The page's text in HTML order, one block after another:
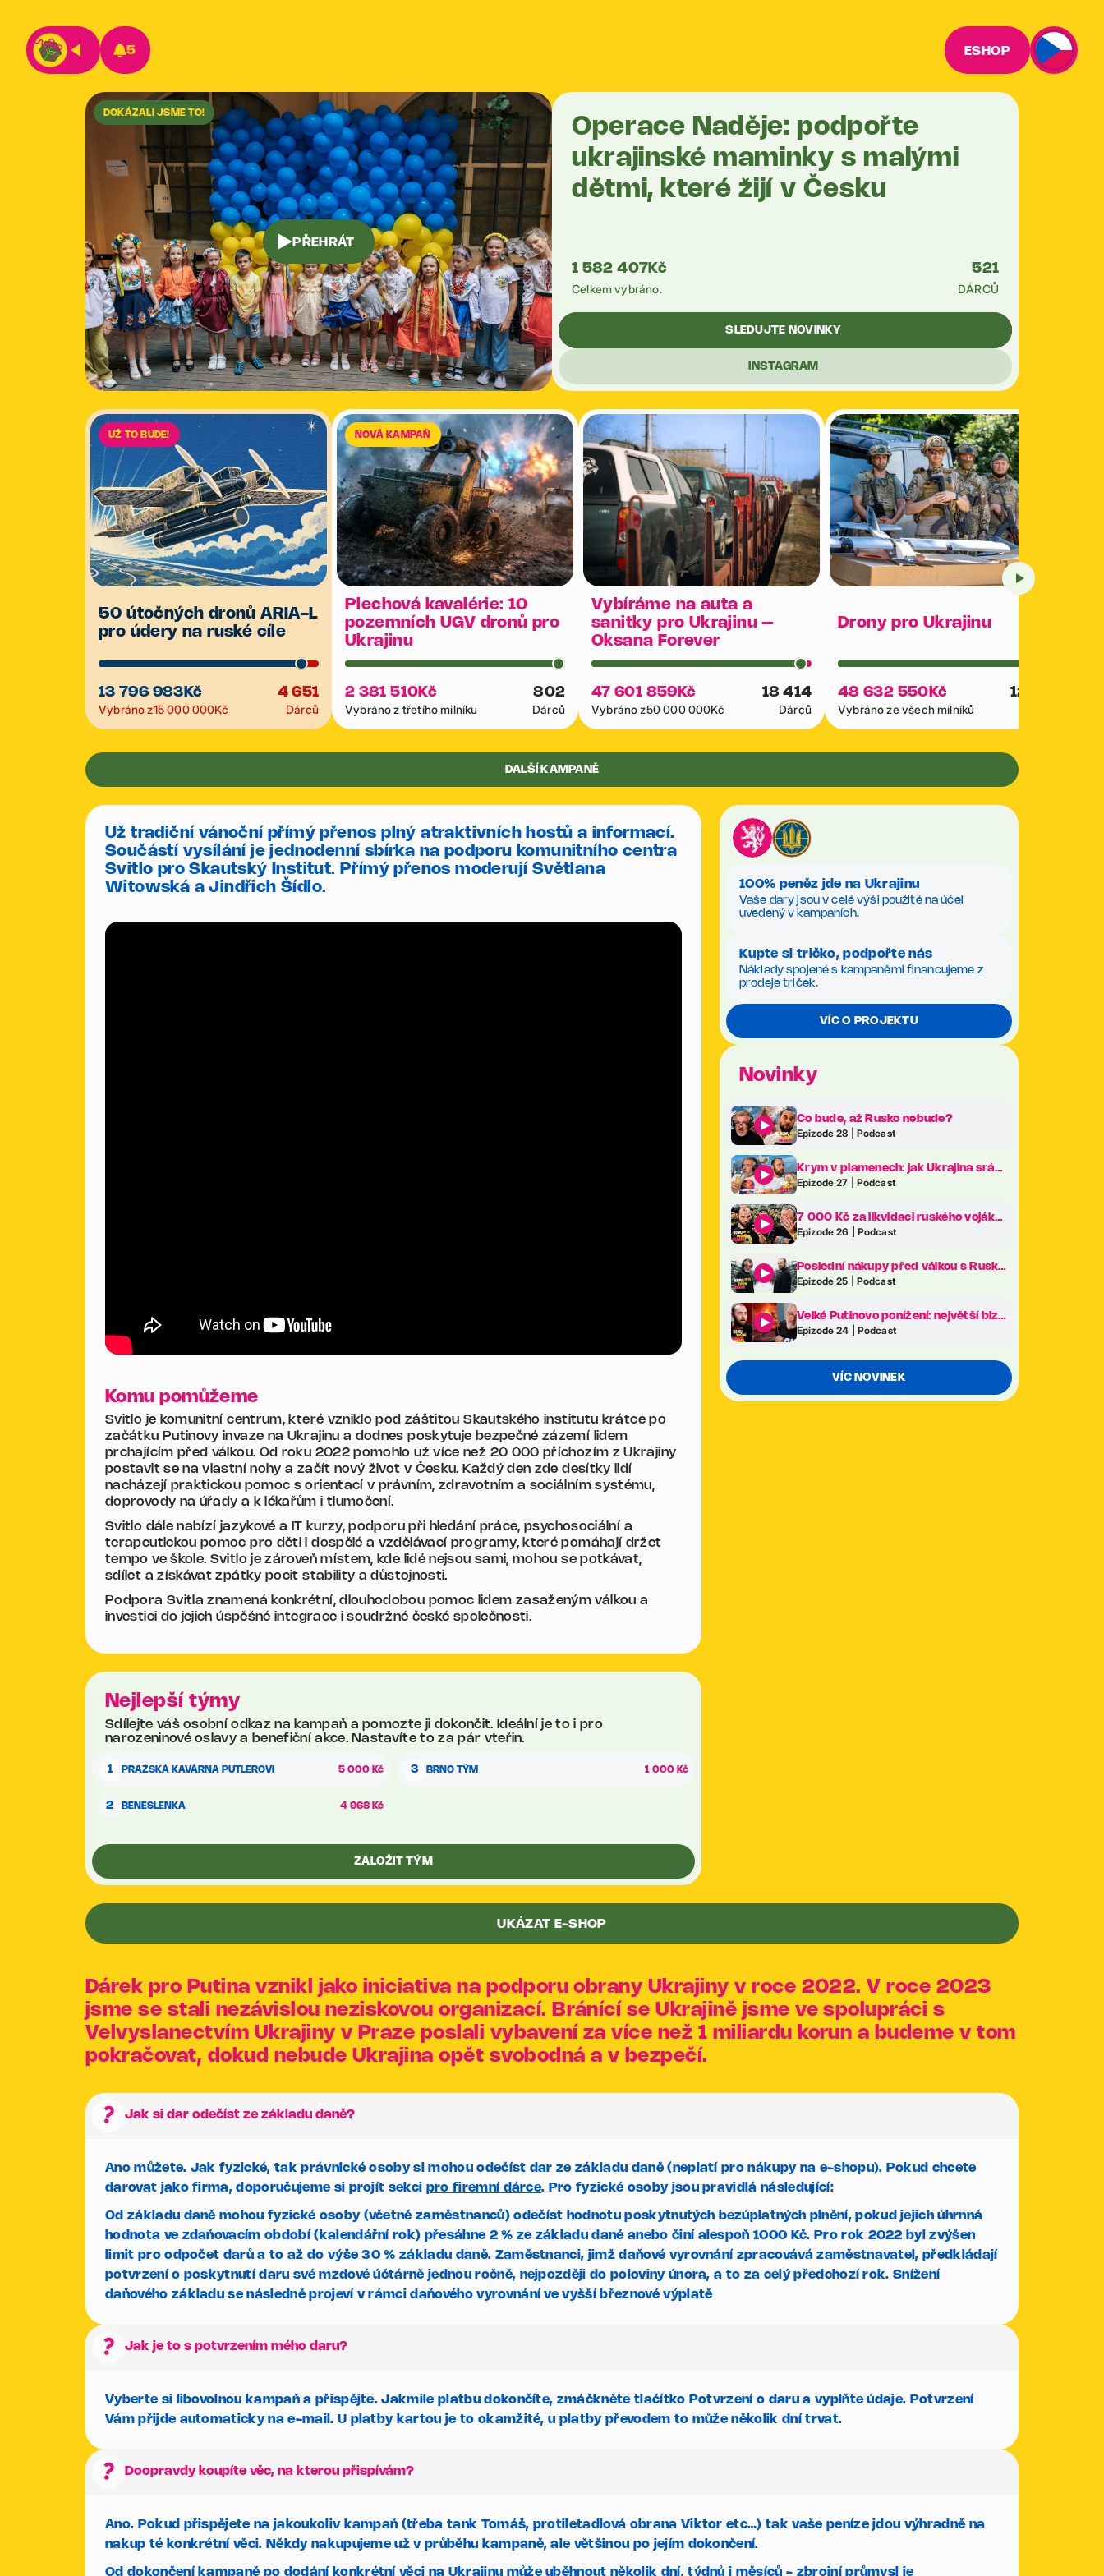
5 ESHOP
DOKÁZALI JSME TO!
PŘEHRÁT
Operace Naděje: podpořte
ukrajinské maminky s malými
dětmi, které žijí v Česku
1 582 407 Kč 521
Celkem vybráno. DÁRCŮ
SLEDUJTE NOVINKY
INSTAGRAM
UŽ TO BUDE!
50 útočných dronů ARIA-L
pro údery na ruské cíle
13 796 983 Kč 4 651
Vybráno z15 000 000Kč Dárců
NOVÁ KAMPAŇ
Plechová kavalérie: 10
pozemních UGV dronů pro
Ukrajinu
2 381 510Kč 802
Vybráno z třetího milníku Dárců
Vybíráme na auta a
sanitky pro Ukrajinu –
Oksana Forever
47 601 859 Kč 18 414
Vybráno z50 000 000Kč Dárců
Drony pro Ukrajinu
48 632 550 Kč 12 051
Vybráno ze všech milníků
DALŠÍ KAMPANĚ
Už tradiční vánoční přímý přenos plný atraktivních hostů a informací.
Součástí vysílání je jednodenní sbírka na podporu komunitního centra
Svitlo pro Skautský Institut. Přímý přenos moderují Světlana
Witowská a Jindřich Šídlo.
Komu pomůžeme
Svitlo je komunitní centrum, které vzniklo pod záštitou Skautského institutu krátce po
začátku Putinovy invaze na Ukrajinu a dodnes poskytuje bezpečné zázemí lidem
prchajícím před válkou. Od roku 2022 pomohlo už více než 20 000 příchozím z Ukrajiny
postavit se na vlastní nohy a začít nový život v Česku. Každý den zde desítky lidí
nacházejí praktickou pomoc s orientací v právním, zdravotním a sociálním systému,
doprovody na úřady a k lékařům i tlumočení.
Svitlo dále nabízí jazykové a IT kurzy, podporu při hledání práce, psychosociální a
terapeutickou pomoc pro děti i dospělé a vzdělávací programy, které pomáhají držet
tempo ve škole. Svitlo je zároveň místem, kde lidé nejsou sami, mohou se potkávat,
sdílet a získávat zpátky pocit stability a důstojnosti.
Podpora Svitla znamená konkrétní, dlouhodobou pomoc lidem zasaženým válkou a
investici do jejich úspěšné integrace i soudržné české společnosti.
Nejlepší týmy
Sdílejte váš osobní odkaz na kampaň a pomozte ji dokončit. Ideální je to i pro
narozeninové oslavy a benefiční akce. Nastavíte to za pár vteřin.
1 PRAŽSKÁ KAVÁRNA PUTLEROVI 5 000 Kč
2 BENESLENKA 4 968 Kč
3 BRNO TÝM 1 000 Kč
ZALOŽIT TÝM
100% peněz jde na Ukrajinu
Vaše dary jsou v celé výši použité na účel
uvedený v kampaních.
Kupte si tričko, podpořte nás
Náklady spojené s kampaněmi financujeme z
prodeje triček.
VÍC O PROJEKTU
Novinky
Co bude, až Rusko nebude?
Epizode 28 | Podcast
Krym v plamenech: jak Ukrajina sráží Putinův klenot na kolena
Epizode 27 | Podcast
7 000 Kč za likvidaci ruského vojáka. Revoluce v ukrajinské armádě je tady!
Epizode 26 | Podcast
Poslední nákupy před válkou s Ruskem. Co frčelo nejvíc na největším veletrhu zbraní v Evropě?
Epizode 25 | Podcast
Velké Putinovo ponížení: největší bizarnosti ekonomického fóra v Petrohradě
Epizode 24 | Podcast
VÍC NOVINEK
UKÁZAT E-SHOP
Dárek pro Putina vznikl jako iniciativa na podporu obrany Ukrajiny v roce 2022. V roce 2023
jsme se stali nezávislou neziskovou organizací. Bránící se Ukrajině jsme ve spolupráci s
Velvyslanectvím Ukrajiny v Praze poslali vybavení za více než 1 miliardu korun a budeme v tom
pokračovat, dokud nebude Ukrajina opět svobodná a v bezpečí.
question_mark Jak si dar odečíst ze základu daně?
Ano můžete. Jak fyzické, tak právnické osoby si mohou odečíst dar ze základu daně (neplatí pro nákupy na e-shopu). Pokud chcete
darovat jako firma, doporučujeme si projít sekci pro firemní dárce. Pro fyzické osoby jsou pravidlá následující:
Od základu daně mohou fyzické osoby (včetně zaměstnanců) odečíst hodnotu poskytnutých bezúplatných plnění, pokud jejich úhrnná
hodnota ve zdaňovacím období (kalendářní rok) přesáhne 2 % ze základu daně anebo činí alespoň 1000 Kč. Pro rok 2022 byl zvýšen
limit pro odpočet darů a to až do výše 30 % základu daně. Zaměstnanci, jimž daňové vyrovnání zpracovává zaměstnavatel, předkládají
potvrzení o poskytnutí daru své mzdové účtárně jednou ročně, nejpozději do poloviny února, a to za celý předchozí rok. Snížení
daňového základu se následně projeví v rámci daňového vyrovnání ve vyšší březnové výplatě
question_mark Jak je to s potvrzením mého daru?
Vyberte si libovolnou kampaň a přispějte. Jakmile platbu dokončíte, zmáčkněte tlačítko Potvrzení o darua vyplňte údaje. Potvrzení
Vám přijde automaticky na e-mail. U platby kartou je to okamžité, u platby převodem to může několik dní trvat.
question_mark Doopravdy koupíte věc, na kterou přispívám?
Ano. Pokud přispějete na jakoukoliv kampaň (třeba tank Tomáš, protiletadlová obrana Viktor etc…) tak vaše peníze jdou výhradně na
nakup té konkrétní věci. Někdy nakupujeme už v průběhu kampaně, ale většinou po jejím dokončení.
Od dokončení kampaně po dodání konkrétní věci na Ukrajinu může uběhnout několik dní, týdnů i měsíců - zbrojní průmysl je